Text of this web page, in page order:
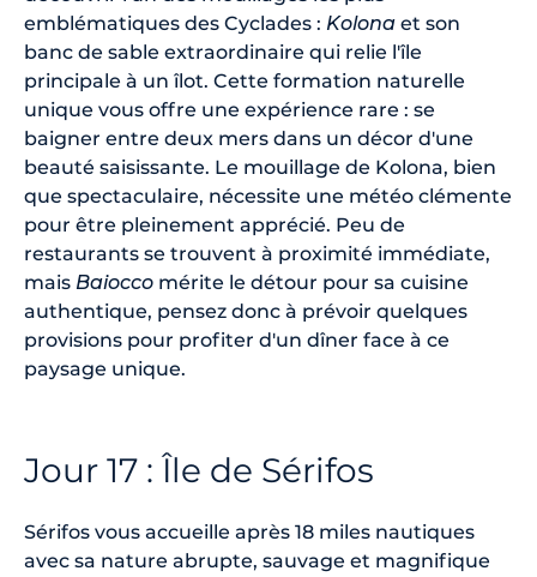
emblématiques des Cyclades : Kolona et son
banc de sable extraordinaire qui relie l'île
principale à un îlot. Cette formation naturelle
unique vous offre une expérience rare : se
baigner entre deux mers dans un décor d'une
beauté saisissante. Le mouillage de Kolona, bien
que spectaculaire, nécessite une météo clémente
pour être pleinement apprécié. Peu de
restaurants se trouvent à proximité immédiate,
mais Baiocco mérite le détour pour sa cuisine
authentique, pensez donc à prévoir quelques
provisions pour profiter d'un dîner face à ce
paysage unique.
Jour 17 : Île de Sérifos
Sérifos vous accueille après 18 miles nautiques
avec sa nature abrupte, sauvage et magnifique